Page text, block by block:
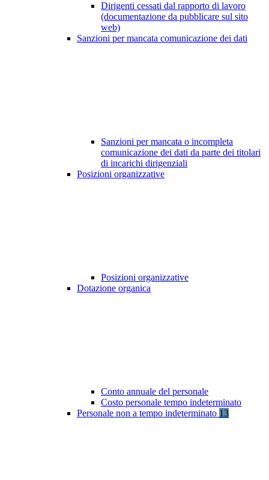
Dirigenti cessati dal rapporto di lavoro
(documentazione da pubblicare sul sito
web)
Sanzioni per mancata comunicazione dei dati
Sanzioni per mancata o incompleta
comunicazione dei dati da parte dei titolari
di incarichi dirigenziali
Posizioni organizzative
Posizioni organizzative
Dotazione organica
Conto annuale del personale
Costo personale tempo indeterminato
Personale non a tempo indeterminato 13